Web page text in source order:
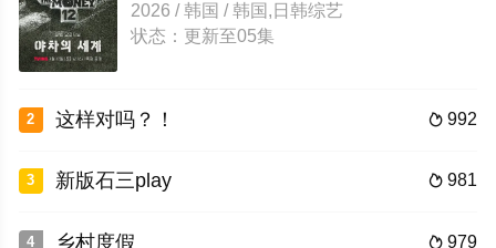
2026 / 韩国 / 韩国,日韩综艺
状态：更新至05集
2  992
这样对吗？！
3  981
新版石三play
4  979
乡村度假